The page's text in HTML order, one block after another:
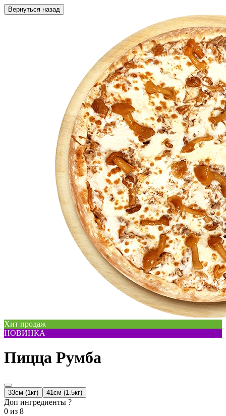
Вернуться назад
Хит продаж
НОВИНКА
Пицца Румба
33см (1кг) 41см (1.5кг)
Доп ингредиенты ?
0 из 8